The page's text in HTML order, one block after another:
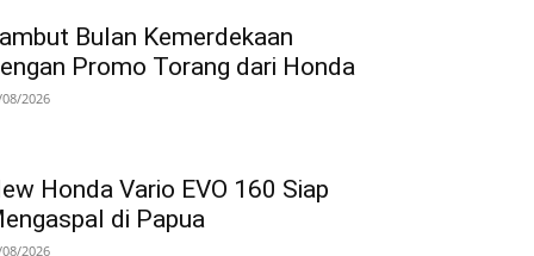
Bulan Kemerdekaan
Promo Torang dari Honda
2026
Honda Vario EVO 160 Siap
di Papua
2026